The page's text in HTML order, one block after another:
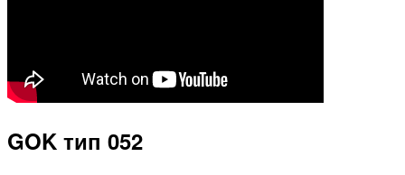
GOK тип 052